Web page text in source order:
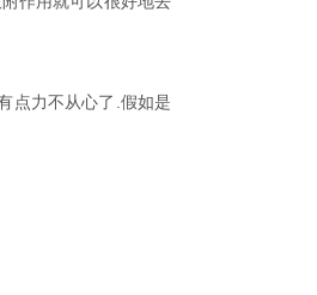
点力不从心了.假如是